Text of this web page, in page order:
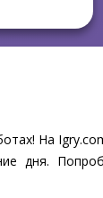
На
дня.